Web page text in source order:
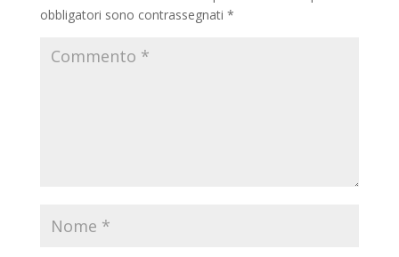
obbligatori sono contrassegnati *